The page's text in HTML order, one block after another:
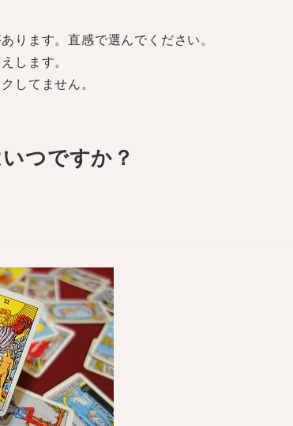
ります。直感で選んでください。
します。
してません。
つですか？